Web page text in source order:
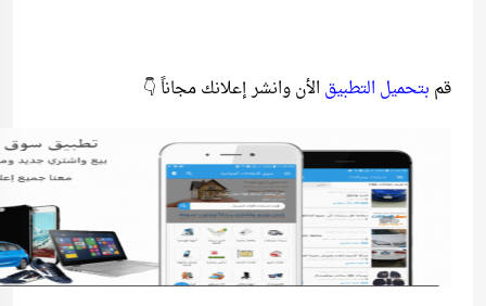
قم بتحميل التطبيق الأن وانشر إعلانك مجاناً 👇